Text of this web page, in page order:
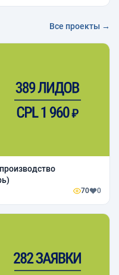
Все проекты →
70 0